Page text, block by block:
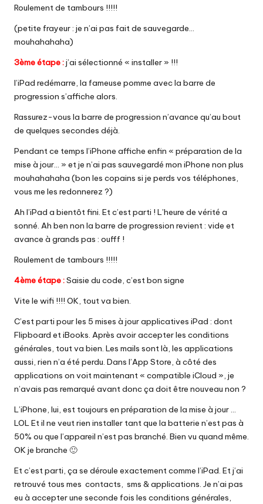
Roulement de tambours !!!!!
(petite frayeur : je n’ai pas fait de sauvegarde…
mouhahahaha)
3ème étape :j’ai sélectionné « installer » !!!
l’iPad redémarre, la fameuse pomme avec la barre de
progression s’affiche alors.
Rassurez-vous la barre de progression n’avance qu’au bout
de quelques secondes déjà.
Pendant ce temps l’iPhone affiche enfin « préparation de la
mise à jour… » et je n’ai pas sauvegardé mon iPhone non plus
mouhahahaha (bon les copains si je perds vos téléphones,
vous me les redonnerez ?)
Ah l’iPad a bientôt fini. Et c’est parti ! L’heure de vérité a
sonné. Ah ben non la barre de progression revient : vide et
avance à grands pas : oufff !
Roulement de tambours !!!!!
4ème étape :Saisie du code, c’est bon signe
Vite le wifi !!!! OK, tout va bien.
C’est parti pour les 5 mises à jour applicatives iPad : dont
Flipboard et iBooks. Après avoir accepter les conditions
générales, tout va bien. Les mails sont là, les applications
aussi, rien n’a été perdu. Dans l’App Store, à côté des
applications on voit maintenant « compatible iCloud », je
n’avais pas remarqué avant donc ça doit être nouveau non ?
L’iPhone, lui, est toujours en préparation de la mise à jour …
LOL Et il ne veut rien installer tant que la batterie n’est pas à
50% ou que l’appareil n’est pas branché. Bien vu quand même.
OK je branche 🙂
Et c’est parti, ça se déroule exactement comme l’iPad. Et j’ai
retrouvé tous mes contacts, sms & applications. Je n’ai pas
eu à accepter une seconde fois les conditions générales,